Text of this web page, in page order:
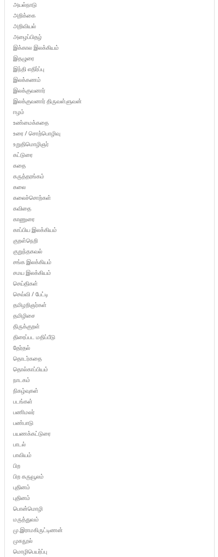
அயல்நாடு
அறிக்கை
அறிவியல்
அழைப்பிதழ்
இக்கால இலக்கியம்
இதழுரை
இந்தி எதிர்ப்பு
இலக்கணம்
இலக்குவனார்
இலக்குவனார் திருவள்ளுவன்
ஈழம்
உண்மைக்கதை
உரை / சொற்பொழிவு
உறுதிமொழிஞர்
கட்டுரை
கதை
கருத்தரங்கம்
கலை
கலைச்சொற்கள்
கவிதை
காணுரை
காப்பிய இலக்கியம்
குறள்நெறி
குறுந்தகவல்
சங்க இலக்கியம்
சமய இலக்கியம்
செய்திகள்
செவ்வி / பேட்டி
தமிழறிஞர்கள்
தமிழிசை
திருக்குறள்
திரைப்பட மதிப்பீடு
தேர்தல்
தொடர்கதை
தொல்காப்பியம்
நாடகம்
நிகழ்வுகள்
படங்கள்
பணிமலர்
பண்பாடு
பயணக்கட்டுரை
பாடல்
பாவியம்
பிற
பிற கருவூலம்
புதினம்
புதினம்
பொன்மொழி
மருத்துவம்
மு.இராமகிருட்டிணன்
முகநூல்
மொழிபெயர்ப்பு